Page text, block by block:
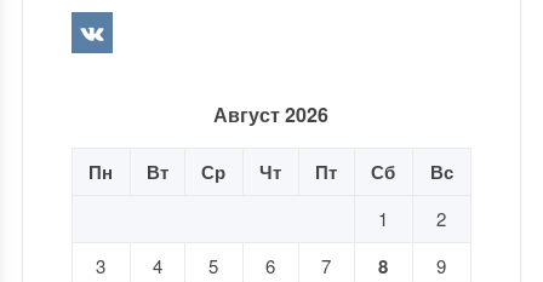
Август 2026
Пн Вт Ср Чт Пт Сб Вс
1
2
3
4 5 6 7 8
9